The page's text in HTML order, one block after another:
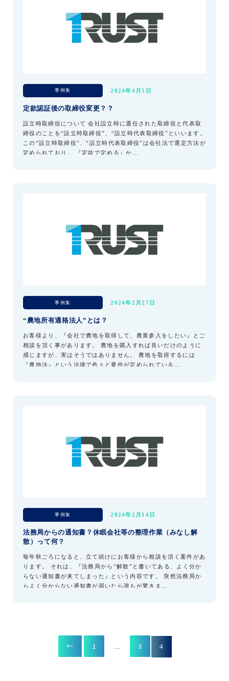
定款認証後の取締役変更？？
事例集 2024年4月5日
設立時取締役について 会社設立時に選任された取締役と代表取
締役のことを“設立時取締役”、“設立時代表取締役”といいます。
この“設立時取締役”、“設立時代表取締役”は会社法で選定方法が
定められており、 『定款で定める』か…
“農地所有適格法人”とは？
事例集 2024年2月27日
お客様より、『会社で農地を取得して、農業参入をしたい』とご
相談を頂く事があります。 農地を購入すれば良いだけのように
感じますが、実はそうではありません。 農地を取得するには
『農地法』という法律で色々と要件が定められている…
法務局からの通知書？休眠会社等の整理作業（みなし解
散）って何？
事例集 2024年2月14日
毎年秋ごろになると、立て続けにお客様から相談を頂く案件があ
ります。 それは、『法務局から“解散”と書いてある、よく分か
らない通知書が来てしまった』という内容です。 突然法務局か
らよく分からない通知書が届いたら誰もが驚きま…
← 1 … 3 4